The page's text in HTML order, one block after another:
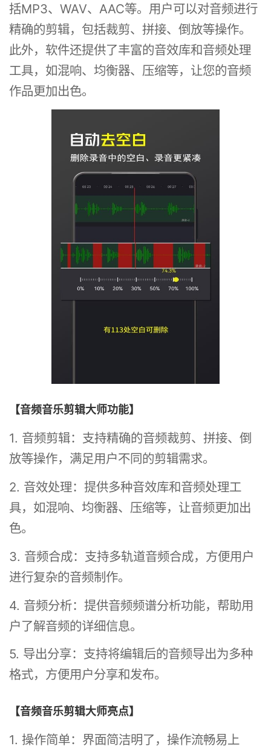
括MP3、WAV、AAC等。用户可以对音频进行
精确的剪辑，包括裁剪、拼接、倒放等操作。
此外，软件还提供了丰富的音效库和音频处理
工具，如混响、均衡器、压缩等，让您的音频
作品更加出色。
【音频音乐剪辑大师功能】
1. 音频剪辑：支持精确的音频裁剪、拼接、倒
放等操作，满足用户不同的剪辑需求。
2. 音效处理：提供多种音效库和音频处理工
具，如混响、均衡器、压缩等，让音频更加出
色。
3. 音频合成：支持多轨道音频合成，方便用户
进行复杂的音频制作。
4. 音频分析：提供音频频谱分析功能，帮助用
户了解音频的详细信息。
5. 导出分享：支持将编辑后的音频导出为多种
格式，方便用户分享和发布。
【音频音乐剪辑大师亮点】
1. 操作简单：界面简洁明了，操作流畅易上